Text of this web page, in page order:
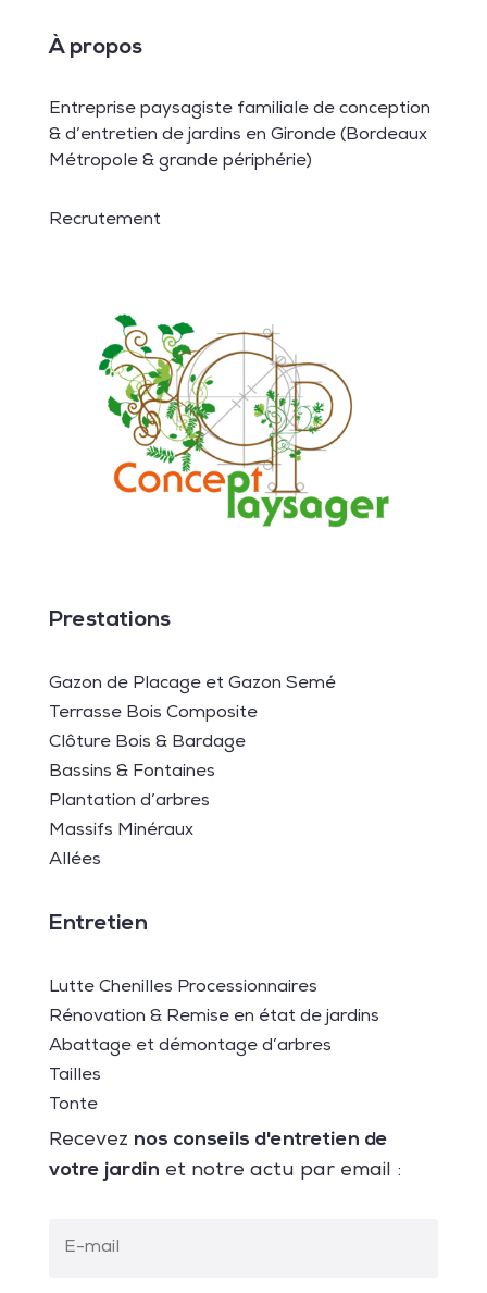
À propos
Entreprise paysagiste familiale de conception
& d’entretien de jardins en Gironde (Bordeaux
Métropole & grande périphérie)
Recrutement
Prestations
Gazon de Placage et Gazon Semé
Terrasse Bois Composite
Clôture Bois & Bardage
Bassins & Fontaines
Plantation d’arbres
Massifs Minéraux
Allées
Entretien
Lutte Chenilles Processionnaires
Rénovation & Remise en état de jardins
Abattage et démontage d’arbres
Tailles
Tonte
Recevez nos conseils d'entretien de
votre jardin et notre actu par email :